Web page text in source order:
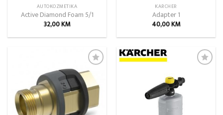
AUTOKOZMETIKA
Active Diamond Foam 5/1
32,00KM
KARCHER
Adapter 1
40,00KM
Add to
wishlist